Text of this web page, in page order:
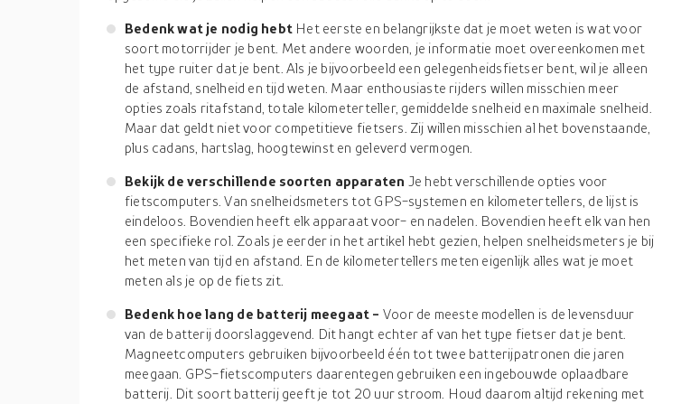
Bedenk wat je nodig hebt Het eerste en belangrijkste dat je moet weten is wat voor
soort motorrijder je bent. Met andere woorden, je informatie moet overeenkomen met
het type ruiter dat je bent. Als je bijvoorbeeld een gelegenheidsfietser bent, wil je alleen
de afstand, snelheid en tijd weten. Maar enthousiaste rijders willen misschien meer
opties zoals ritafstand, totale kilometerteller, gemiddelde snelheid en maximale snelheid.
Maar dat geldt niet voor competitieve fietsers. Zij willen misschien al het bovenstaande,
plus cadans, hartslag, hoogtewinst en geleverd vermogen.
Bekijk de verschillende soorten apparaten Je hebt verschillende opties voor
fietscomputers. Van snelheidsmeters tot GPS-systemen en kilometertellers, de lijst is
eindeloos. Bovendien heeft elk apparaat voor- en nadelen. Bovendien heeft elk van hen
een specifieke rol. Zoals je eerder in het artikel hebt gezien, helpen snelheidsmeters je bij
het meten van tijd en afstand. En de kilometertellers meten eigenlijk alles wat je moet
meten als je op de fiets zit.
Bedenk hoe lang de batterij meegaat - Voor de meeste modellen is de levensduur
van de batterij doorslaggevend. Dit hangt echter af van het type fietser dat je bent.
Magneetcomputers gebruiken bijvoorbeeld één tot twee batterijpatronen die jaren
meegaan. GPS-fietscomputers daarentegen gebruiken een ingebouwde oplaadbare
batterij. Dit soort batterij geeft je tot 20 uur stroom. Houd daarom altijd rekening met